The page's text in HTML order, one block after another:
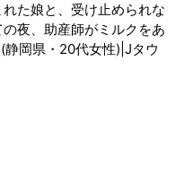
れた娘と、受け止められな
夜、助産師がミルクをあ
静岡県・20代女性)|Jタウ